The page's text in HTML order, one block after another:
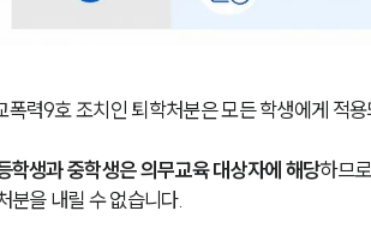
력9호 조치인 퇴학처분은 모든 학생에게 적용
학생과 중학생은 의무교육 대상자에 해당하므
분을 내릴 수 없습니다.